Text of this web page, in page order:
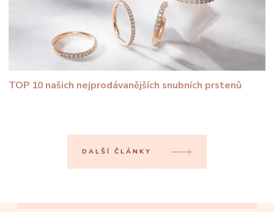
TOP 10 našich nejprodávanějších snubních prstenů
DALŠÍ ČLÁNKY